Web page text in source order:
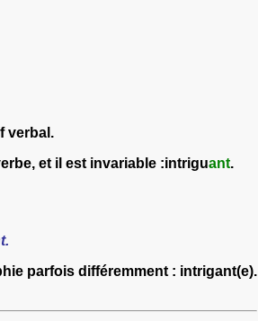
verbal.
et il est invariable :intriguant.
parfois différemment : intrigant(e).